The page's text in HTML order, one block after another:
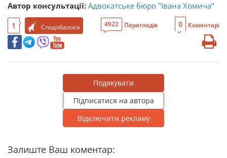
Автор консультації: Адвокатське бюро "Івана Хомича"
1 Сподобалося 4922 Переглядів 0 Коментарі
Подякувати
Підписатися на автора
Відключити рекламу
Залиште Ваш коментар: